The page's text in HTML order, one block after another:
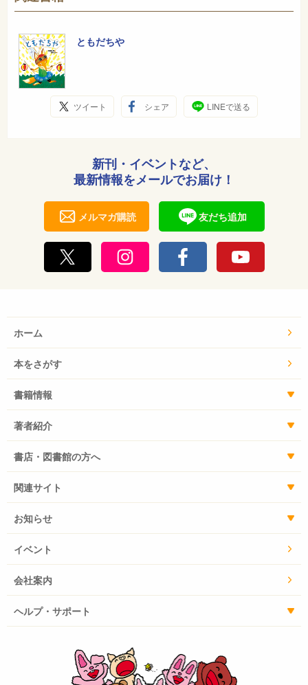
ともだちや
ツイート シェア LINEで送る
新刊・イベントなど、
最新情報をメールでお届け！
メルマガ購読 友だち追加
ホーム
本をさがす
書籍情報
著者紹介
書店・図書館の方へ
関連サイト
お知らせ
イベント
会社案内
ヘルプ・サポート